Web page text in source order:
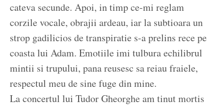
cateva secunde. Apoi, in timp ce-mi reglam
corzile vocale, obrajii ardeau, iar la subtioara un
strop gadilicios de transpiratie s-a prelins rece pe
coasta lui Adam. Emotiile imi tulbura echilibrul
mintii si trupului, pana reusesc sa reiau fraiele,
respectul meu de sine fuge din mine.
La concertul lui Tudor Gheorghe am tinut mortis